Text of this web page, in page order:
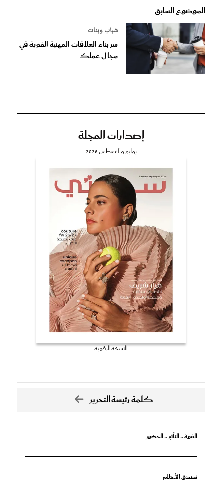
الموضوع السابق
شباب وبنات
سر بناء العلاقات المهنية القوية في
مجال عملك
إصدارات المجلة
يوليو و أغسطس 2026
النسخة الرقمية
كلمة رئيسة التحرير
القوة .. التأثير .. الحضور
تصدق الأحلام